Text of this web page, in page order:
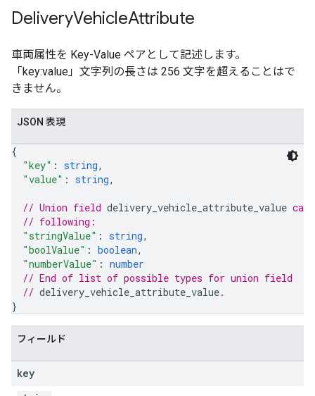
DeliveryVehicleAttribute
車両属性を Key-Value ペアとして記述します。
「key:value」文字列の長さは 256 文字を超えることはで
きません。
JSON 表現
{
"key" : string,
"value" : string,
// Union field delivery_vehicle_attribute_value
// following:
"stringValue" : string,
"boolValue" : boolean,
"numberValue" : number
// End of list of possible types for union field
// delivery_vehicle_attribute_value.
}
フィールド
key